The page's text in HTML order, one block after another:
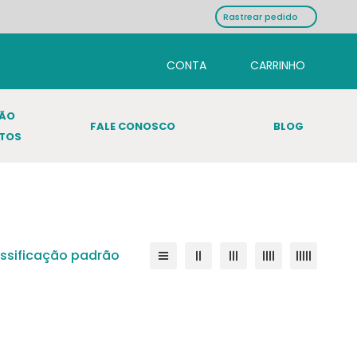
Rastrear pedido
FALE CONOSCO BLOG
padrão